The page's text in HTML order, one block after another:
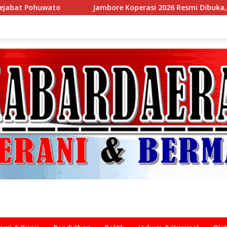
Koperasi 2026 Resmi Dibuka, Pemkab Tangerang